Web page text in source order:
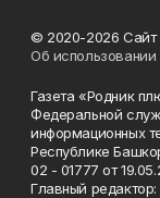
© 2020-2026 Сайт
Об использовании
Газета «Родник
Федеральной
информационных
Республике
02 - 01777 от
Главный